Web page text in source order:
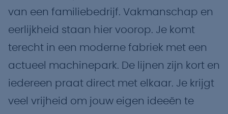
van een familiebedrijf. Vakmanschap en
eerlijkheid staan hier voorop. Je komt
terecht in een moderne fabriek met een
actueel machinepark. De lijnen zijn kort en
iedereen praat direct met elkaar. Je krijgt
veel vrijheid om jouw eigen ideeën te